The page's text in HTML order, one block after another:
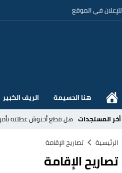
للإعلان في الموقع
هنا الحسيمة الريف الكبير
أخر المستجدات هل قطع أخنوش عطلته
عز الدين أوناحي يتصدر
تغيير تاريخي بحزب
الرئيسية تصاريح الإقامة
تصاريح الإقامة